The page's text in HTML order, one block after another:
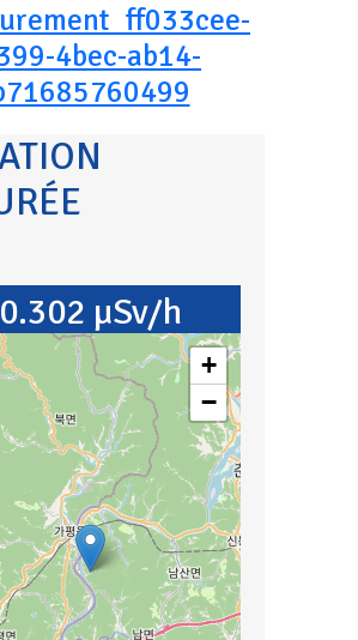
4bec-ab14-
0.302 µSv/h
+
−